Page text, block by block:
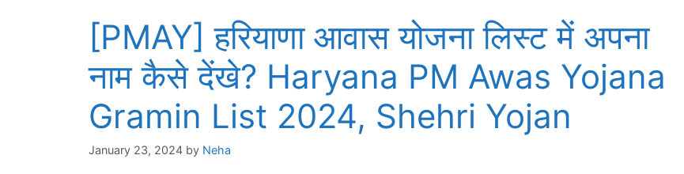
[PMAY] हरियाणा आवास योजना लिस्ट में अपना
नाम कैसे देंखे? Haryana PM Awas Yojana
Gramin List 2024, Shehri Yojan
January 23, 2024 by Neha